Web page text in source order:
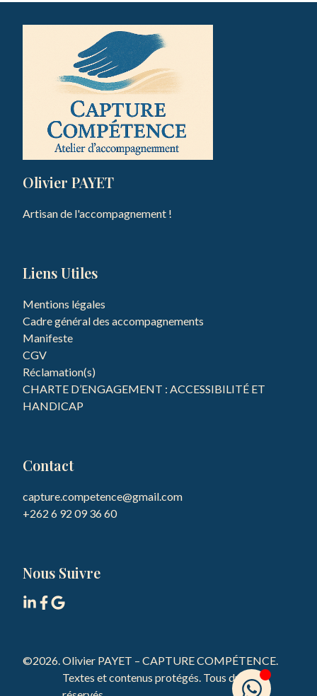
Olivier PAYET
Artisan de l'accompagnement !
Liens Utiles
Mentions légales
Cadre général des accompagnements
Manifeste
CGV
Réclamation(s)
CHARTE D’ENGAGEMENT : ACCESSIBILITÉ ET
HANDICAP
Contact
capture.competence@gmail.com
Nous Suivre
©2026.Olivier PAYET – CAPTURE COMPÉTENCE.
Textes et contenus protégés. Tous droits